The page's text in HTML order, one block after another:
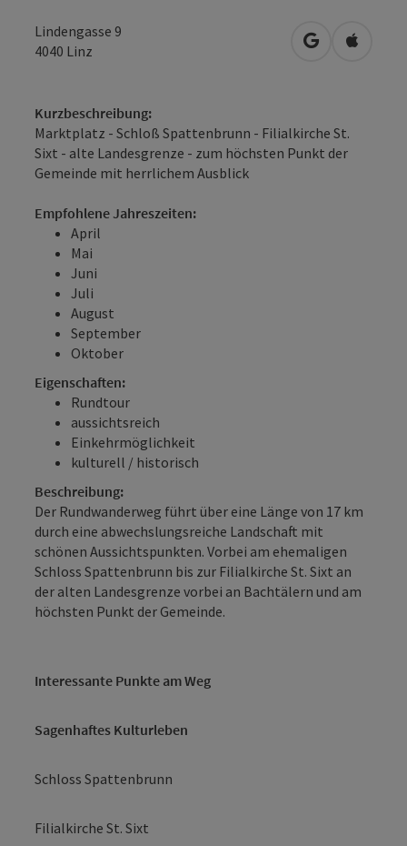
Lindengasse 9
4040 Linz in Google
in
Kurzbeschreibung:
Marktplatz - Schloß Spattenbrunn - Filialkirche St.
Sixt - alte Landesgrenze - zum höchsten Punkt der
Gemeinde mit herrlichem Ausblick
Empfohlene Jahreszeiten:
April
Mai
Juni
Juli
August
September
Oktober
Eigenschaften:
Rundtour
aussichtsreich
Einkehrmöglichkeit
kulturell / historisch
Beschreibung:
Der Rundwanderweg führt über eine Länge von 17 km
durch eine abwechslungsreiche Landschaft mit
schönen Aussichtspunkten. Vorbei am ehemaligen
Schloss Spattenbrunn bis zur Filialkirche St. Sixt an
der alten Landesgrenze vorbei an Bachtälern und am
höchsten Punkt der Gemeinde.
Interessante Punkte am Weg
Sagenhaftes Kulturleben
Schloss Spattenbrunn
Filialkirche St. Sixt